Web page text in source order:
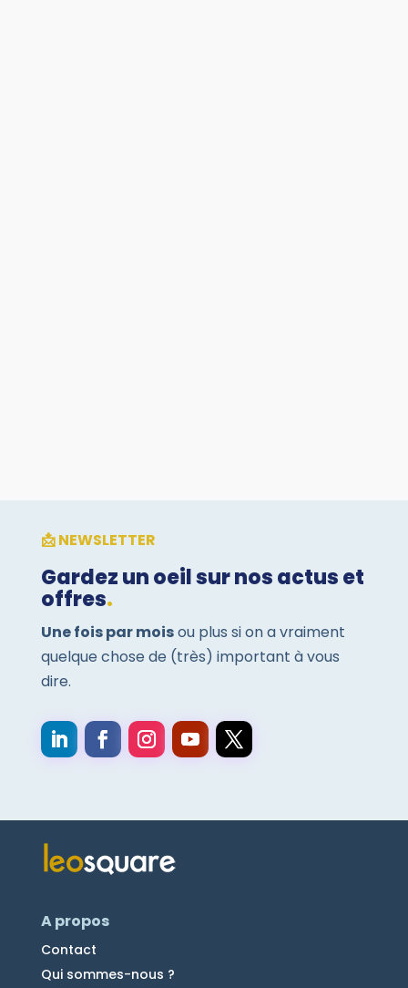
📩 NEWSLETTER
Gardez un oeil sur nos actus et
offres.
Une fois par moisou plus si on a vraiment
quelque chose de (très) important à vous
dire.
A propos
Contact
Qui sommes-nous ?